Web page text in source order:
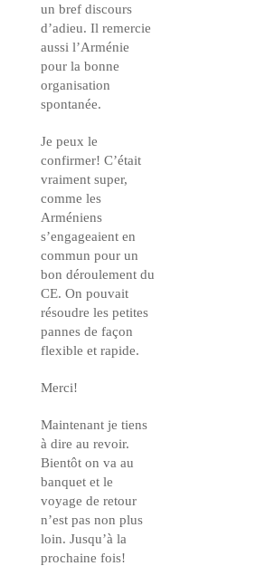
un bref discours
d’adieu. Il remercie
aussi l’Arménie
pour la bonne
organisation
spontanée.
Je peux le
confirmer! C’était
vraiment super,
comme les
Arméniens
s’engageaient en
commun pour un
bon déroulement du
CE. On pouvait
résoudre les petites
pannes de façon
flexible et rapide.
Merci!
Maintenant je tiens
à dire au revoir.
Bientôt on va au
banquet et le
voyage de retour
n’est pas non plus
loin. Jusqu’à la
prochaine fois!